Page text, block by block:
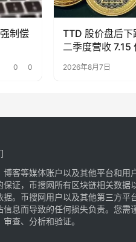
制偿
0 0
TTD 股价盘后
二季度营收 7.15
2026年8月7日
客等媒体账户以及其他平台和
证，币搜网所有区块链相关数
。币搜网用户以及其他第三方
息而导致的任何损失负责。您
查、分析和验证。